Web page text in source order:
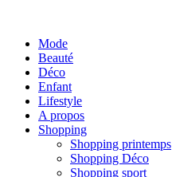
Mode
Beauté
Déco
Enfant
Lifestyle
A propos
Shopping
Shopping printemps
Shopping Déco
Shopping sport